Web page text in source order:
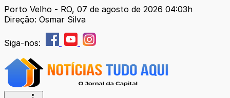
Porto Velho - RO, 07 de agosto de 2026 04:03h
Direção: Osmar Silva
Siga-nos: